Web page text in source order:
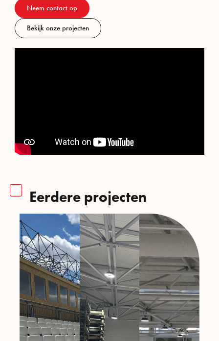
Neem contact op
Bekijk onze projecten
Eerdere projecten